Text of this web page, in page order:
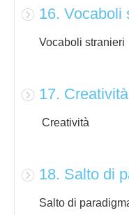
16. Vocaboli
Vocaboli stranieri
17. Creatività
Creatività
18. Salto di
Salto di